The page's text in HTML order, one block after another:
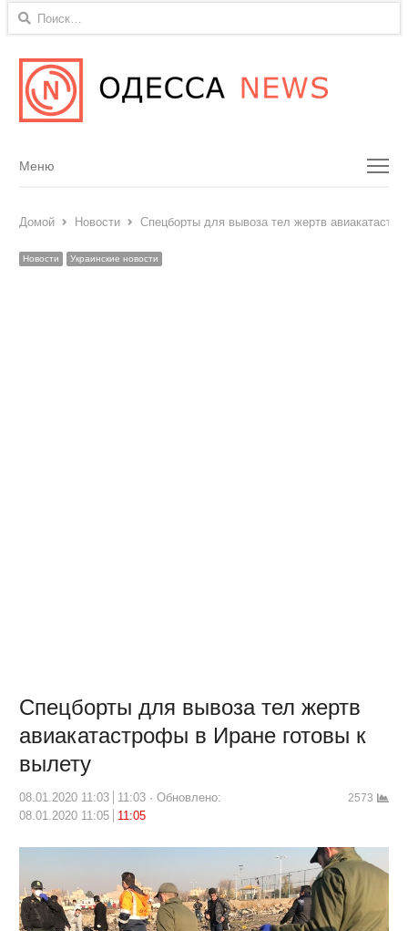
Найти:
Menu
Меню
Домой Новости Спецборты для вывоза тел жертв
Новости Украинские новости
Спецборты для вывоза тел жертв
авиакатастрофы в Иране готовы к
вылету
08.01.2020 11:03 11:03
Обновлено:
08.01.2020 11:05
11:05
2573